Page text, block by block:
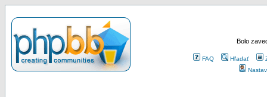
Bolo
FAQ Hľadať